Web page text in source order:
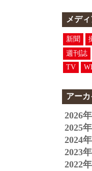
メデ
新聞
週刊誌
TV
アー
2026年
2025年
2024年
2023年
2022年